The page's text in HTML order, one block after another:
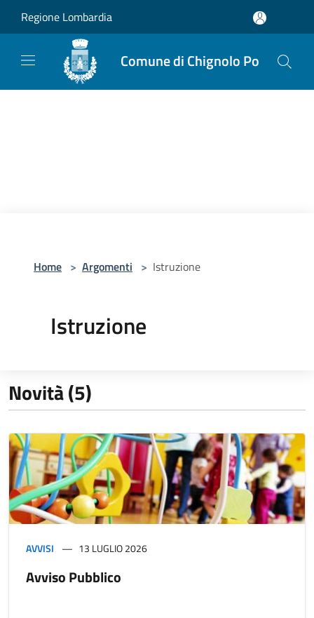
Regione Lombardia
Comune di Chignolo Po
Home > Argomenti > Istruzione
Istruzione
Novità (5)
AVVISI 13 LUGLIO 2026
Avviso Pubblico